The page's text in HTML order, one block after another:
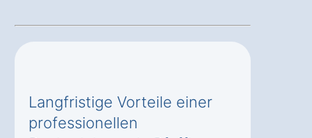
Langfristige Vorteile einer
professionellen